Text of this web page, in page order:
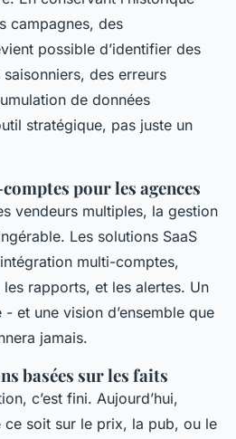
campagnes, des
possible d’identifier des
des erreurs
de données
stratégique, pas juste un
pour les agences
vendeurs multiples, la gestion
Les solutions SaaS
multi-comptes,
rapports, et les alertes. Un
et une vision d’ensemble que
jamais.
basées sur les faits
c’est fini. Aujourd’hui,
soit sur le prix, la pub, ou le